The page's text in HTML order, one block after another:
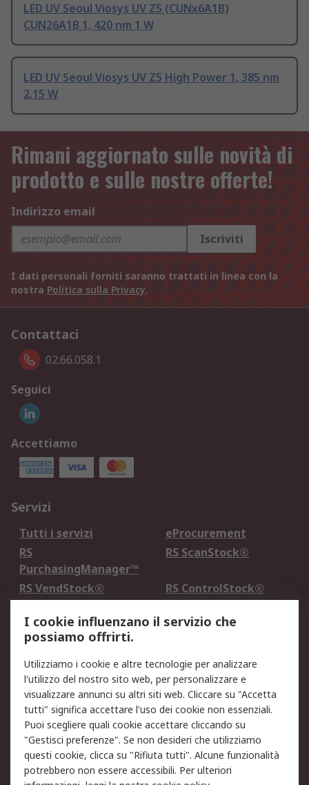
LED UV Seoul Viosys UV Z5 (CUNx6A1B)
CUN26A1B 1, 420 nm 1 W
LED UV Seoul Viosys UV Z5 High Power 1, 385 nm
2.15 W
Rimani aggiornato sulle novità di
prodotto e sulle nostre offerte!
Indirizzo email
Iscriviti
I dati personali forniti saranno trattati in linea con la
nostra Politica sulla Privacy.
Contattaci
02.66.058.1
Seguici
Accettiamo
Servizi
Tutti i servizi
eProcurement
RS
PurchasingManager™
RS ScanStock®
RS VendStock®
RS ControlStock®
Legale
Informativa Cookie
Informativa Privacy -
Aggiornata
Email Security
Termini d'uso
Condizioni di vendita
Condizioni generali di
servizio
Etica e responsabilità
I cookie influenzano il servizio che
possiamo offrirti.
Utilizziamo i cookie e altre tecnologie per analizzare
l'utilizzo del nostro sito web, per personalizzare e
visualizzare annunci su altri siti web. Cliccare su "Accetta
tutti" significa accettare l'uso dei cookie non essenziali.
Puoi scegliere quali cookie accettare cliccando su
"Gestisci preferenze". Se non desideri che utilizziamo
questi cookie, clicca su "Rifiuta tutti". Alcune funzionalità
potrebbero non essere accessibili. Per ulteriori